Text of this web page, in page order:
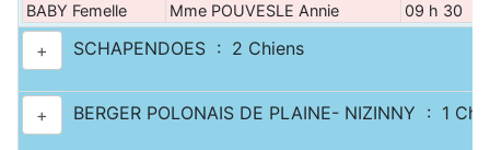
BABY Femelle Mme POUVESLE Annie 09 h 30
+ SCHAPENDOES : 2 Chiens
+ BERGER POLONAIS DE PLAINE- NIZINNY : 1